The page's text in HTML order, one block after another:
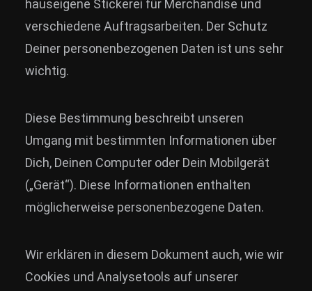
hauseigene Stickerei für Merchandise und
verschiedene Auftragsarbeiten. Der Schutz
Deiner personenbezogenen Daten ist uns sehr
wichtig.
Diese Bestimmung beschreibt unseren
Umgang mit bestimmten Informationen über
Dich, Deinen Computer oder Dein Mobilgerät
(„Gerät“). Diese Informationen enthalten
möglicherweise personenbezogene Daten.
Wir erklären in diesem Dokument auch, wie wir
Cookies und Analysetools auf unserer